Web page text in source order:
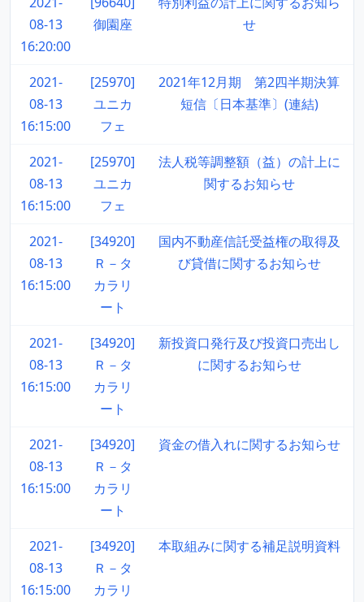
08-13
16:20:00
御園座
せ
2021-
08-13
16:15:00
[25970]
ユニカ
フェ
2021年12月期 第2四半期決算
短信〔日本基準〕(連結)
2021-
08-13
16:15:00
[25970]
ユニカ
フェ
法人税等調整額（益）の計上に
関するお知らせ
2021-
08-13
16:15:00
[34920]
Ｒ－タ
カラリ
ート
国内不動産信託受益権の取得及
び貸借に関するお知らせ
2021-
08-13
16:15:00
[34920]
Ｒ－タ
カラリ
ート
新投資口発行及び投資口売出し
に関するお知らせ
2021-
08-13
16:15:00
[34920]
Ｒ－タ
カラリ
ート
資金の借入れに関するお知らせ
2021-
08-13
16:15:00
[34920]
Ｒ－タ
カラリ
本取組みに関する補足説明資料